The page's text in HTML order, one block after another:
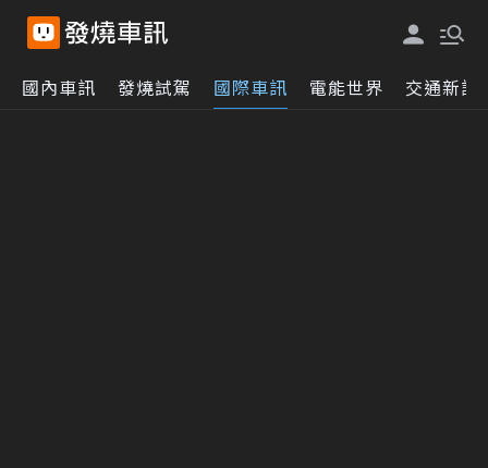
國內車訊 發燒試駕 國際車訊 電能世界 交通新訊